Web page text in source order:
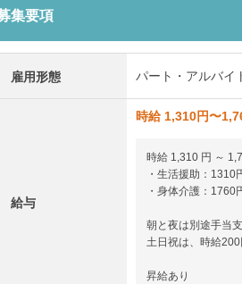
集要項
雇用形態 パート・アルバイ
給与
時給 1,310円〜
時給 1,310 円 ～
・生活援助：1310
・身体介護：1760
朝と夜は別途手当
土日祝は、時給200
昇給あり